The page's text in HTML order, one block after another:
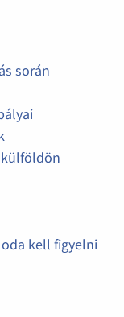
során
kell figyelni